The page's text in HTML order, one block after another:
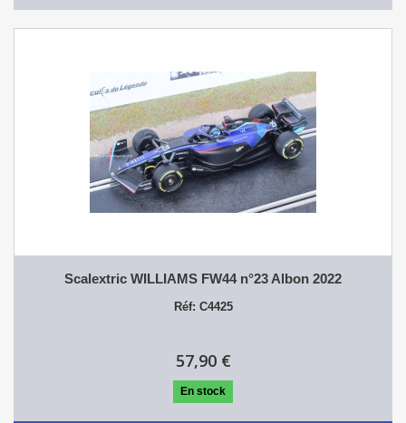
Scalextric WILLIAMS FW44 n°23 Albon 2022
Réf: C4425
57,90 €
En stock